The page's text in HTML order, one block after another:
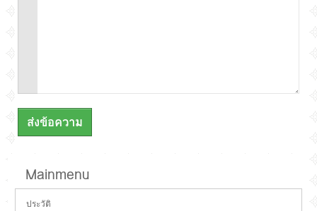
ส่งข้อความ
Mainmenu
ประวัติ